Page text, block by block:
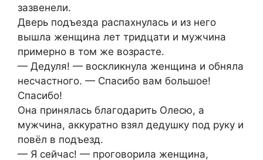
зазвенели.
Дверь подъезда распахнулась и из него
вышла женщина лет тридцати и мужчина
примерно в том же возрасте.
— Дедуля! — воскликнула женщина и обняла
несчастного. — Спасибо вам большое!
Спасибо!
Она принялась благодарить Олесю, а
мужчина, аккуратно взял дедушку под руку и
повёл в подъезд.
— Я сейчас! — проговорила женщина,